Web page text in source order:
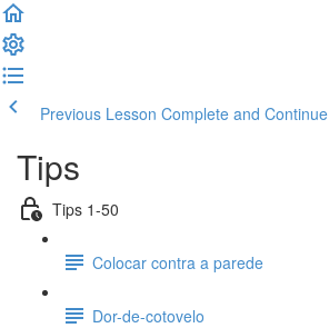
Previous Lesson Complete and Continue
Tips
Tips 1-50
Colocar contra a parede
Dor-de-cotovelo